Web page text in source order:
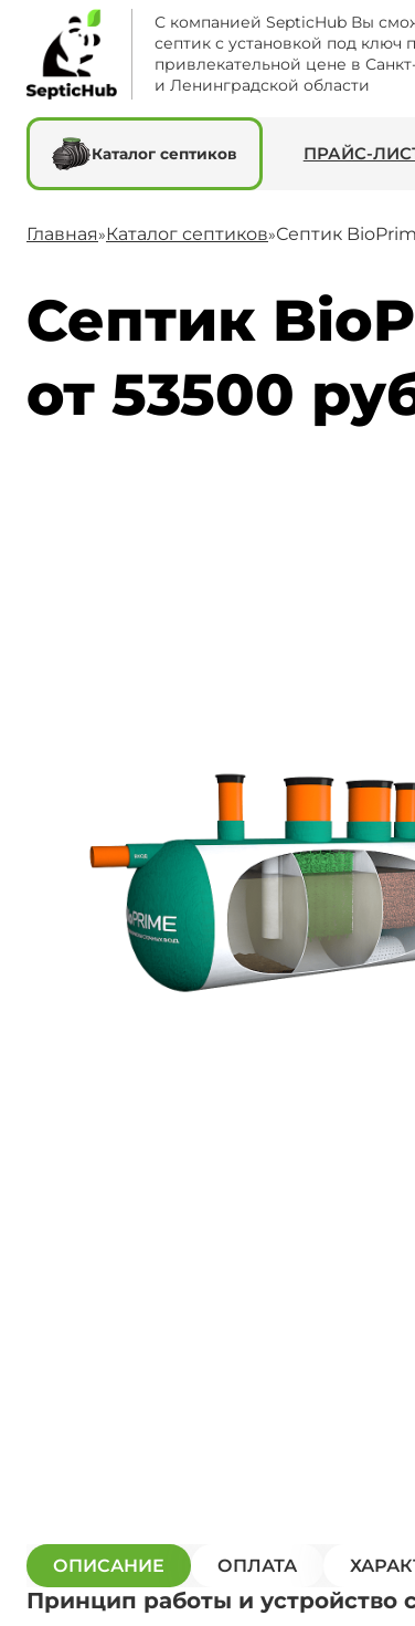
С компанией SepticHub Вы
септик с установкой под ключ
привлекательной цене в
и Ленинградской области
Каталог септиков ПРАЙС-
Главная»Каталог септиков»Септик
Септик
от 53500
ОПИСАНИЕ ОПЛАТА
Принцип работы и